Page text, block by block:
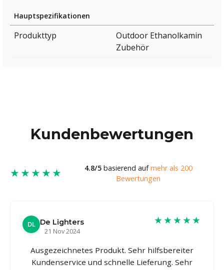
Hauptspezifikationen
Produkttyp
Outdoor Ethanolkamin
Zubehör
Kundenbewertungen
★★★★★ 4.8/5basierend aufmehr als 200
Bewertungen
DL De Lighters
21 Nov 2024
★★★★★
Ausgezeichnetes Produkt. Sehr hilfsbereiter
Kundenservice und schnelle Lieferung. Sehr